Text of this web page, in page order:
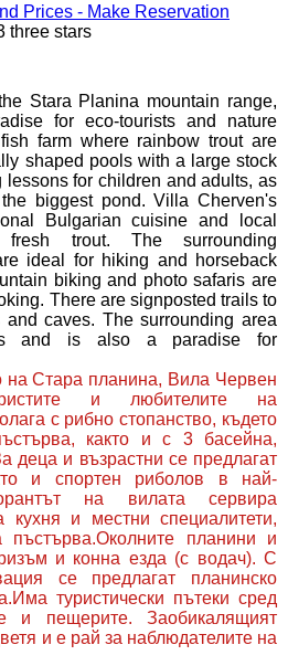
Stara Planina mountain range,
for eco-tourists and nature
farm where rainbow trout are
shaped pools with a large stock
lessons for children and adults, as
biggest pond. Villa Cherven's
Bulgarian cuisine and local
fresh trout. The surrounding
ideal for hiking and horseback
biking and photo safaris are
There are signposted trails to
and caves. The surrounding area
and is also a paradise for
на Стара планина, Вила Червен
и любителите на
с рибно стопанство, където
както и с 3 басейна,
деца и възрастни се предлагат
и спортен риболов в най-
на вилата сервира
кухня и местни специалитети,
пъстърва.Околните планини и
и конна езда (с водач). С
се предлагат планинско
туристически пътеки сред
и пещерите. Заобикалящият
и е рай за наблюдателите на